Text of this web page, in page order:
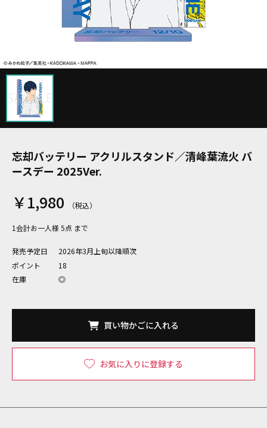
忘却バッテリー アクリルスタンド／清峰葉流火 バ
ースデー 2025Ver.
￥1,980
1会計お一人様 5点 まで
発売予定日
2026年3月上旬以降順次
ポイント
18
在庫
◎
買い物かごに入れる
お気に入りに登録する